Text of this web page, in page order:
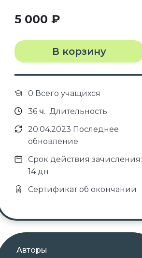
5 000 ₽
В корзину
0 Всего учащихся
36 ч. Длительность
20.04.2023 Последнее
обновление
Срок действия зачисления:
14 дн
Сертификат об окончании
Авторы